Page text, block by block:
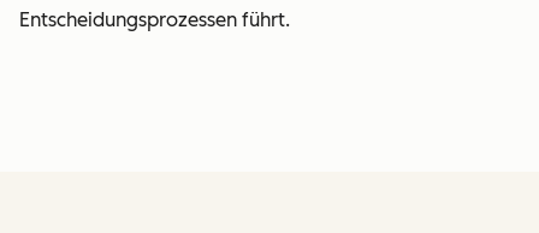
Entscheidungsprozessen führt.